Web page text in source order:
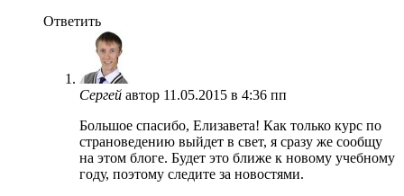
Ответить
Сергей автор 11.05.2015 в 4:36 пп
Большое спасибо, Елизавета! Как только курс по
страноведению выйдет в свет, я сразу же сообщу
на этом блоге. Будет это ближе к новому учебному
году, поэтому следите за новостями.